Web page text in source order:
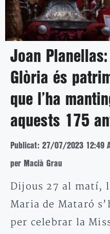
Joan
Glòria és
que l’ha
aquests 175
Publicat: 27/07/2023 12:49
per Macià Grau
Dijous 27 al matí,
Maria de Mataró
per celebrar la